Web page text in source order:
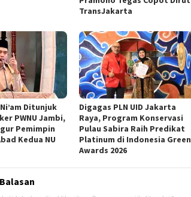
TransJakarta
Ditunjuk
PWNU Jambi,
Pemimpin
Kedua NU
Digagas PLN UID Jakarta
Raya, Program Konservasi
Pulau Sabira Raih Predikat
Platinum di Indonesia Green
Awards 2026